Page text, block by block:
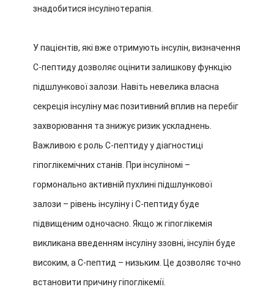
знадобитися інсулінотерапія.
У пацієнтів, які вже отримують інсулін, визначення
С-пептиду дозволяє оцінити залишкову функцію
підшлункової залози. Навіть невелика власна
секреція інсуліну має позитивний вплив на перебіг
захворювання та знижує ризик ускладнень.
Важливою є роль С-пептиду у діагностиці
гіпоглікемічних станів. При інсуліномі –
гормонально активній пухлині підшлункової
залози – рівень інсуліну і С-пептиду буде
підвищеним одночасно. Якщо ж гіпоглікемія
викликана введенням інсуліну ззовні, інсулін буде
високим, а С-пептид – низьким. Це дозволяє точно
встановити причину гіпоглікемії.